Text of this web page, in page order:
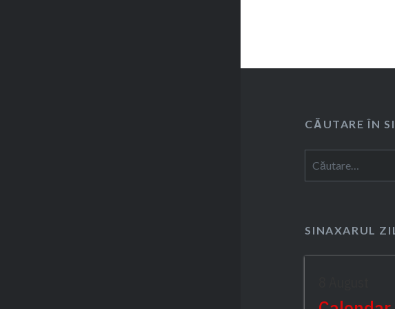
CĂUTARE ÎN
după:
SINAXARUL